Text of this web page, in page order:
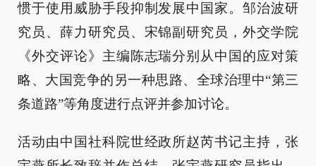
惯于使用威胁手段抑制发展中国家。邹治波研
究员、薛力研究员、宋锦副研究员，外交学院
《外交评论》主编陈志瑞分别从中国的应对策
略、大国竞争的另一种思路、全球治理中“第三
条道路”等角度进行点评并参加讨论。
活动由中国社科院世经政所赵芮书记主持，张